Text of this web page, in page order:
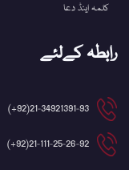
کلمہ اینڈ دعا
رابطہ کےلئے
21-34921391-93(92+)
21-111-25-26-92(92+)